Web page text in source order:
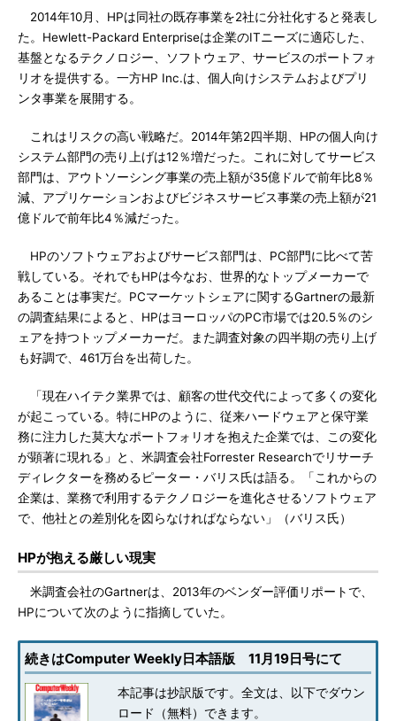
2014年10月、HPは同社の既存事業を2社に分社化すると発表し
た。Hewlett-Packard Enterpriseは企業のITニーズに適応した、
基盤となるテクノロジー、ソフトウェア、サービスのポートフォ
リオを提供する。一方HP Inc.は、個人向けシステムおよびプリ
ンタ事業を展開する。
これはリスクの高い戦略だ。2014年第2四半期、HPの個人向け
システム部門の売り上げは12％増だった。これに対してサービス
部門は、アウトソーシング事業の売上額が35億ドルで前年比8％
減、アプリケーションおよびビジネスサービス事業の売上額が21
億ドルで前年比4％減だった。
HPのソフトウェアおよびサービス部門は、PC部門に比べて苦
戦している。それでもHPは今なお、世界的なトップメーカーで
あることは事実だ。PCマーケットシェアに関するGartnerの最新
の調査結果によると、HPはヨーロッパのPC市場では20.5％のシ
ェアを持つトップメーカーだ。また調査対象の四半期の売り上げ
も好調で、461万台を出荷した。
「現在ハイテク業界では、顧客の世代交代によって多くの変化
が起こっている。特にHPのように、従来ハードウェアと保守業
務に注力した莫大なポートフォリオを抱えた企業では、この変化
が顕著に現れる」と、米調査会社Forrester Researchでリサーチ
ディレクターを務めるピーター・バリス氏は語る。「これからの
企業は、業務で利用するテクノロジーを進化させるソフトウェア
で、他社との差別化を図らなければならない」（バリス氏）
HPが抱える厳しい現実
米調査会社のGartnerは、2013年のベンダー評価リポートで、
HPについて次のように指摘していた。
続きはComputer Weekly日本語版 11月19日号にて
本記事は抄訳版です。全文は、以下でダウン
ロード（無料）できます。